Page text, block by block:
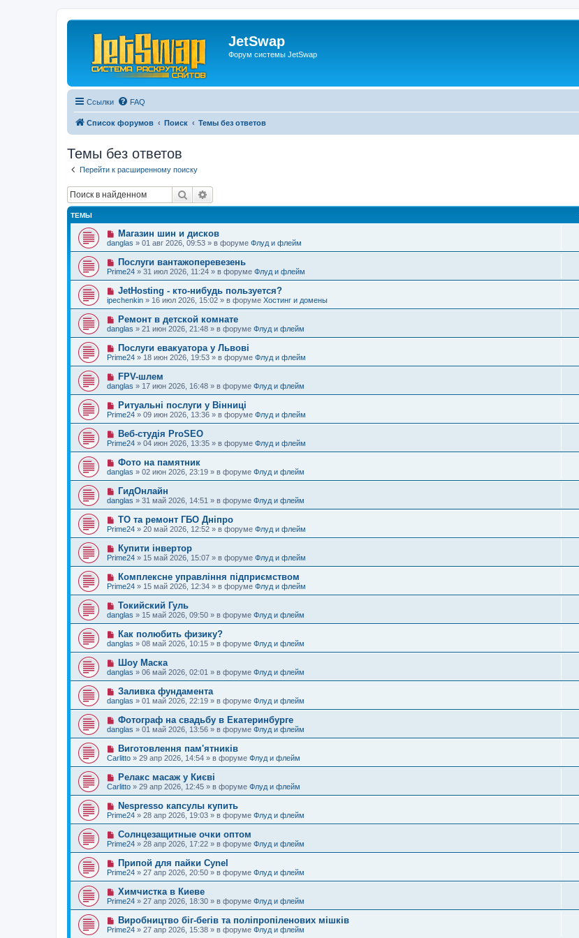
JetSwap
Форум системы JetSwap
Ссылки FAQ
Список форумов Поиск Темы без ответов
Темы без ответов
Перейти к расширенному поиску
Поиск
ТЕМЫ
Н
о
в
о
е
с
о
о
б
щ
е
н
и
е
Магазин шин и дисков
danglas » 01 авг 2026, 09:53 » в форуме Флуд и флейм
Н
о
в
е
с
о
б
щ
е
н
и
е
Послуги вантажоперевезень
Prime24 » 31 июл 2026, 11:24 » в форуме Флуд и флейм
Н
о
в
о
е
с
о
б
щ
е
н
и
е
JetHosting - кто-нибудь пользуется?
ipechenkin » 16 июл 2026, 15:02 » в форуме Хостинг и домены
Н
о
в
о
е
с
о
б
щ
е
н
и
е
Ремонт в детской комнате
danglas » 21 июн 2026, 21:48 » в форуме Флуд и флейм
Н
о
в
о
е
с
о
б
щ
е
н
и
е
Послуги евакуатора у Львові
Prime24 » 18 июн 2026, 19:53 » в форуме Флуд и флейм
Н
о
в
о
е
с
о
б
щ
е
н
и
е
FPV-шлем
danglas » 17 июн 2026, 16:48 » в форуме Флуд и флейм
Н
о
в
о
е
с
о
о
б
щ
е
н
и
е
Ритуальні послуги у Вінниці
Prime24 » 09 июн 2026, 13:36 » в форуме Флуд и флейм
Н
о
в
е
с
о
б
щ
е
и
е
Веб-студія ProSEO
Prime24 » 04 июн 2026, 13:35 » в форуме Флуд и флейм
Н
о
в
о
е
с
о
о
б
щ
е
н
и
е
Фото на памятник
danglas » 02 июн 2026, 23:19 » в форуме Флуд и флейм
Н
о
в
о
с
о
б
щ
е
н
и
е
ГидОнлайн
danglas » 31 май 2026, 14:51 » в форуме Флуд и флейм
Н
о
в
о
е
с
о
б
щ
е
и
е
ТО та ремонт ГБО Дніпро
Prime24 » 20 май 2026, 12:52 » в форуме Флуд и флейм
Н
о
в
о
е
с
о
о
б
щ
е
н
и
е
Купити інвертор
Prime24 » 15 май 2026, 15:07 » в форуме Флуд и флейм
Н
о
в
о
с
о
б
щ
е
н
и
е
Комплексне управління підприємством
Prime24 » 15 май 2026, 12:34 » в форуме Флуд и флейм
Н
о
в
о
е
с
о
б
щ
е
н
и
е
Токийский Гуль
danglas » 15 май 2026, 09:50 » в форуме Флуд и флейм
Н
о
в
о
е
с
о
о
б
щ
е
н
и
е
Как полюбить физику?
danglas » 08 май 2026, 10:15 » в форуме Флуд и флейм
Н
о
в
о
е
с
о
о
б
щ
е
н
и
е
Шоу Маска
danglas » 06 май 2026, 02:01 » в форуме Флуд и флейм
Н
о
в
е
с
о
б
щ
е
н
и
е
Заливка фундамента
danglas » 01 май 2026, 22:19 » в форуме Флуд и флейм
Н
о
в
о
е
с
о
б
щ
е
н
и
е
Фотограф на свадьбу в Екатеринбурге
danglas » 01 май 2026, 13:56 » в форуме Флуд и флейм
Н
о
в
о
е
с
о
б
щ
е
н
и
е
Виготовлення пам'ятників
Carlitto » 29 апр 2026, 14:54 » в форуме Флуд и флейм
Н
о
в
о
е
с
о
о
б
щ
е
н
и
е
Релакс масаж у Києві
Carlitto » 29 апр 2026, 12:45 » в форуме Флуд и флейм
Н
о
в
е
с
о
б
щ
е
н
и
е
Nespresso капсулы купить
Prime24 » 28 апр 2026, 19:03 » в форуме Флуд и флейм
Н
о
в
о
е
с
о
о
б
щ
е
н
и
Солнцезащитные очки оптом
Prime24 » 28 апр 2026, 17:22 » в форуме Флуд и флейм
Н
о
в
о
е
с
о
б
Припой для пайки Cynel
Prime24 » 27 апр 2026, 20:50 » в форуме Флуд и флейм
Н
о
в
о
е
с
Химчистка в Киеве
Prime24 » 27 апр 2026, 18:30 » в форуме Флуд и флейм
Н
о
в
Виробництво біг-бегів та поліпропіленових мішків
Prime24 » 27 апр 2026, 15:38 » в форуме Флуд и флейм